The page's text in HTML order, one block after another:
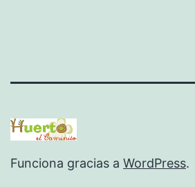
Funciona gracias a WordPress.